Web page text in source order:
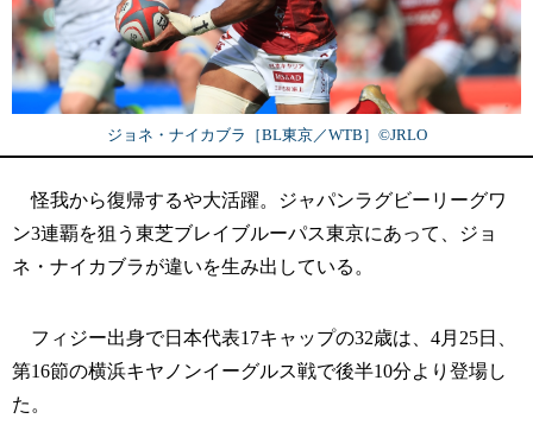
ジョネ・ナイカブラ［BL東京／WTB］©︎JRLO
怪我から復帰するや大活躍。ジャパンラグビーリーグワ
ン3連覇を狙う東芝ブレイブルーパス東京にあって、ジョ
ネ・ナイカブラが違いを生み出している。
フィジー出身で日本代表17キャップの32歳は、4月25日、
第16節の横浜キヤノンイーグルス戦で後半10分より登場し
た。